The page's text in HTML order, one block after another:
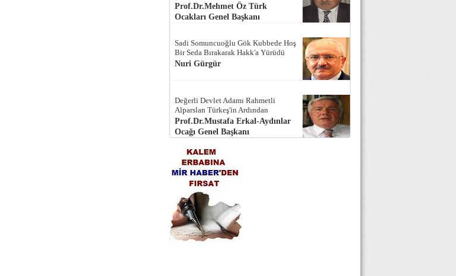
Prof.Dr.Mehmet Öz Türk
Ocakları Genel Başkanı
Sadi Somuncuoğlu Gök Kubbede Hoş
Bir Seda Bırakarak Hakk'a Yürüdü
Nuri Gürgür
Değerli Devlet Adamı Rahmetli
Alparslan Türkeş'in Ardından
Prof.Dr.Mustafa Erkal-Aydınlar
Ocağı Genel Başkanı